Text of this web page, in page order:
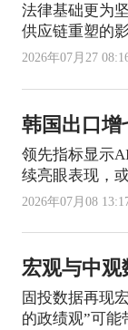
法律基础更为
供应链重塑的
2026年07月27
韩国出口
领先指标显示
续亮眼表现，
2026年07月08
宏观与中观
固投数据再现
的政绩观”可能